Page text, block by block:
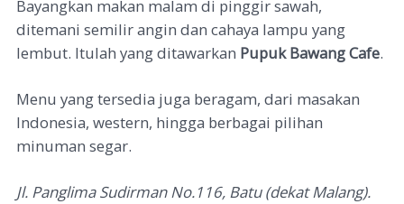
Bayangkan makan malam di pinggir sawah,
ditemani semilir angin dan cahaya lampu yang
lembut. Itulah yang ditawarkan Pupuk Bawang Cafe.
Menu yang tersedia juga beragam, dari masakan
Indonesia, western, hingga berbagai pilihan
minuman segar.
Jl. Panglima Sudirman No.116, Batu (dekat Malang).